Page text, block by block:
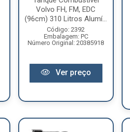
Volvo FH, FM, EDC
(96cm) 310 Litros Alumí...
Código: 2392
Embalagem: PC
Número Original: 20385918
Ver preço